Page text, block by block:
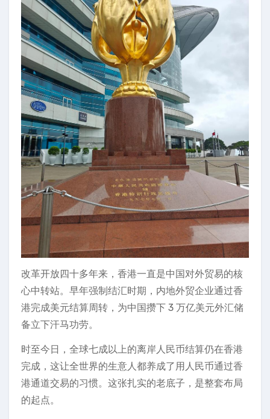
改革开放四十多年来，香港一直是中国对外贸易的核
心中转站。早年强制结汇时期，内地外贸企业通过香
港完成美元结算周转，为中国攒下 3 万亿美元外汇储
备立下汗马功劳。
时至今日，全球七成以上的离岸人民币结算仍在香港
完成，这让全世界的生意人都养成了用人民币通过香
港通道交易的习惯。这张扎实的老底子，是整套布局
的起点。